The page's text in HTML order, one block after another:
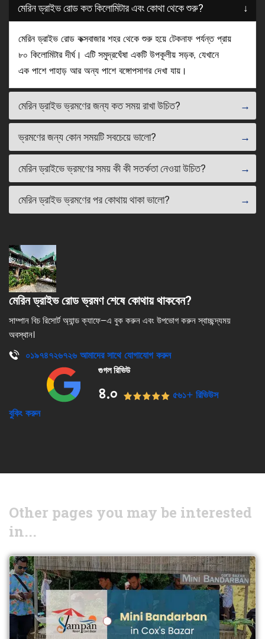
মেরিন ড্রাইভ রোড কত কিলোমিটার এবং কোথা থেকে শুরু?
মেরিন ড্রাইভ রোড কক্সবাজার শহর থেকে শুরু হয়ে টেকনাফ পর্যন্ত প্রায়
৮০ কিলোমিটার দীর্ঘ। এটি সমুদ্রঘেঁষা একটি উপকূলীয় সড়ক, যেখানে
এক পাশে পাহাড় আর অন্য পাশে বঙ্গোপসাগর দেখা যায়।
মেরিন ড্রাইভ ভ্রমণের জন্য কত সময় রাখা উচিত?
ভ্রমণের জন্য কোন সময়টি সবচেয়ে ভালো?
মেরিন ড্রাইভে ভ্রমণের সময় কী কী সতর্কতা নেওয়া উচিত?
মেরিন ড্রাইভ ভ্রমণের পর কোথায় থাকা ভালো?
মেরিন ড্রাইভ রোড ভ্রমণ শেষে কোথায় থাকবেন?
সাম্পান বিচ রিসোর্ট অ্যান্ড ক্যাফে–এ বুক করুন এবং উপভোগ করুন স্বাচ্ছন্দ্যময়
অবস্থান।
০১৯৭৪৭২৬৭২৬ আমাদের সাথে যোগাযোগ করুন
গুগল রিভিউ
৪.০
৫৬১+ রিভিউস
বুকিং করুন
Other pages you may be interested
in...